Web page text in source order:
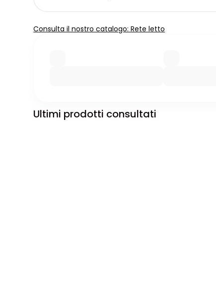
Consulta il nostro catalogo: Rete letto
Ultimi prodotti consultati